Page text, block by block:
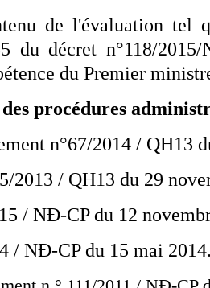
de l'évaluation tel
du décret n°118/
du Premier
procédures
n°67/2014 / QH13
2013 / QH13 du 29
/ NĐ-CP du 12
/ NĐ-CP du 15 mai